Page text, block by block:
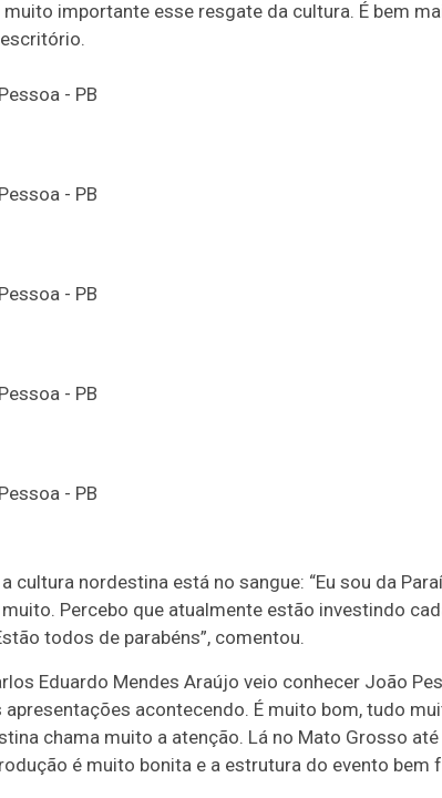
importante esse resgate da cultura. É bem
cultura nordestina está no sangue: “Eu sou da
Percebo que atualmente estão investindo
todos de parabéns”, comentou.
Eduardo Mendes Araújo veio conhecer João
acontecendo. É muito bom, tudo
chama muito a atenção. Lá no Mato Grosso
é muito bonita e a estrutura do evento bem